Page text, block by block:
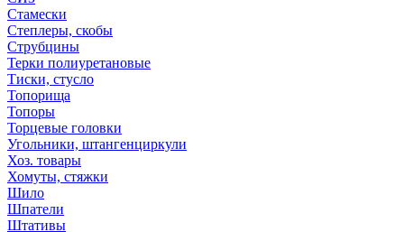
Стамески
Степлеры, скобы
Струбцины
Терки полиуретановые
Тиски, стусло
Топорища
Топоры
Торцевые головки
Угольники, штангенциркули
Хоз. товары
Хомуты, стяжки
Шило
Шпатели
Штативы